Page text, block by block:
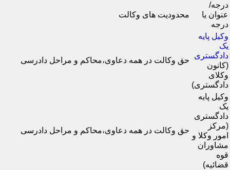
درجه/
عنوان یا
درجه
محدودیت های وکالت
وکیل پایه
یک
دادگستری
(کانون
وکلای
دادگستری)
حق وکالت در همه دعاوی،محاکم و مراحل دادرسی
وکیل پایه
یک
دادگستری
(مرکز
امور وکلا و
مشاوران
قوه
قضائیه)
حق وکالت در همه دعاوی،محاکم و مراحل دادرسی